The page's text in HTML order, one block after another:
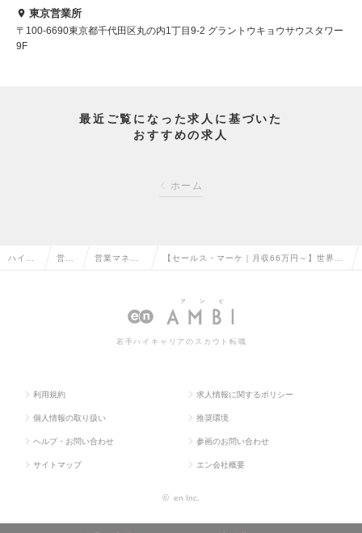
東京営業所
〒100-6690東京都千代田区丸の内1丁目9-2 グラントウキョウサウスタワー
9F
最近ご覧になった求人に基づいた
おすすめの求人
ホーム
ハイク 営業 営業マネー
理職の転職
【セールス・マーケ｜月収66万円～】世界18
ケティング募集の求人情報
若手ハイキャリアのスカウト転職
利用規約 求人情報に関するポリシー
個人情報の取り扱い 推奨環境
ヘルプ・お問い合わせ 参画のお問い合わせ
サイトマップ エン会社概要
© en Inc.